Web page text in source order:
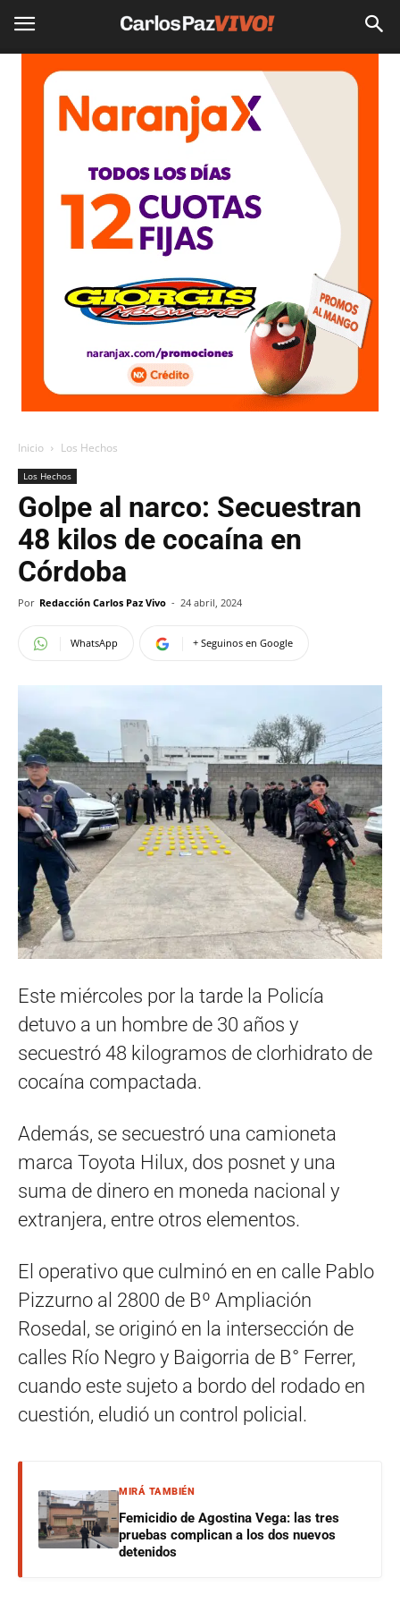
Inicio Los Hechos
Los Hechos
Golpe al narco: Secuestran
48 kilos de cocaína en
Córdoba
Por Redacción Carlos Paz Vivo - 24 abril, 2024
WhatsApp + Seguinos en Google
Este miércoles por la tarde la Policía
detuvo a un hombre de 30 años y
secuestró 48 kilogramos de clorhidrato de
cocaína compactada.
Además, se secuestró una camioneta
marca Toyota Hilux, dos posnet y una
suma de dinero en moneda nacional y
extranjera, entre otros elementos.
El operativo que culminó en en calle Pablo
Pizzurno al 2800 de Bº Ampliación
Rosedal, se originó en la intersección de
calles Río Negro y Baigorria de B° Ferrer,
cuando este sujeto a bordo del rodado en
cuestión, eludió un control policial.
MIRÁ TAMBIÉN
Femicidio de Agostina Vega: las tres
pruebas complican a los dos nuevos
detenidos